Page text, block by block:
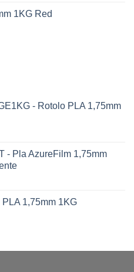
1KG Red
- Rotolo PLA 1,75mm
- Pla AzureFilm 1,75mm
1,75mm 1KG